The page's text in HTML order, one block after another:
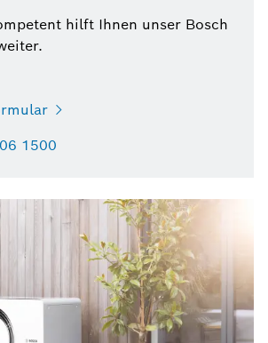
hilft Ihnen unser Bosch
1500